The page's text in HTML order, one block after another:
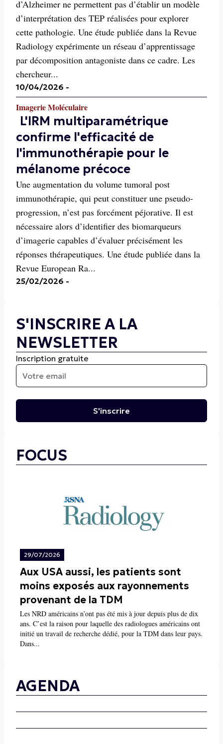
d’Alzheimer ne permettent pas d’établir un modèle
d’interprétation des TEP réalisées pour explorer
cette pathologie. Une étude publiée dans la Revue
Radiology expérimente un réseau d’apprentissage
par décomposition antagoniste dans ce cadre. Les
chercheur...
10/04/2026 -
Imagerie Moléculaire
L'IRM multiparamétrique
confirme l'efficacité de
l'immunothérapie pour le
mélanome précoce
Une augmentation du volume tumoral post
immunothérapie, qui peut constituer une pseudo-
progression, n’est pas forcément péjorative. Il est
nécessaire alors d’identifier des biomarqueurs
d’imagerie capables d’évaluer précisément les
réponses thérapeutiques. Une étude publiée dans la
Revue European Ra...
25/02/2026 -
S'INSCRIRE A LA
NEWSLETTER
Inscription gratuite
S'inscrire
FOCUS
29/07/2026
Aux USA aussi, les patients sont
moins exposés aux rayonnements
provenant de la TDM
Les NRD américains n’ont pas été mis à jour depuis plus de dix
ans. C’est la raison pour laquelle des radiologues américains ont
initié un travail de recherche dédié, pour la TDM dans leur pays.
Dans...
AGENDA